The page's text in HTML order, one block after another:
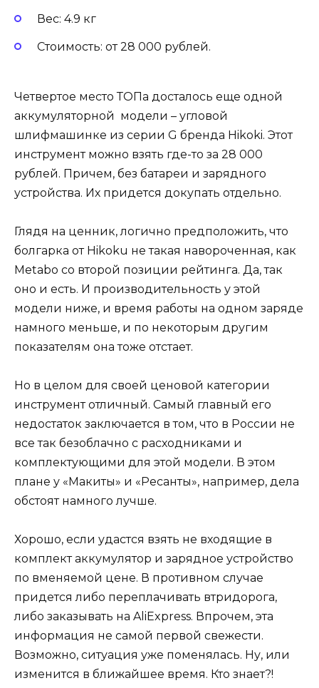
Вес: 4.9 кг
Стоимость: от 28 000 рублей.
Четвертое место ТОПа досталось еще одной
аккумуляторной модели – угловой
шлифмашинке из серии G бренда Hikoki. Этот
инструмент можно взять где-то за 28 000
рублей. Причем, без батареи и зарядного
устройства. Их придется докупать отдельно.
Глядя на ценник, логично предположить, что
болгарка от Hikoku не такая навороченная, как
Metabo со второй позиции рейтинга. Да, так
оно и есть. И производительность у этой
модели ниже, и время работы на одном заряде
намного меньше, и по некоторым другим
показателям она тоже отстает.
Но в целом для своей ценовой категории
инструмент отличный. Самый главный его
недостаток заключается в том, что в России не
все так безоблачно с расходниками и
комплектующими для этой модели. В этом
плане у «Макиты» и «Ресанты», например, дела
обстоят намного лучше.
Хорошо, если удастся взять не входящие в
комплект аккумулятор и зарядное устройство
по вменяемой цене. В противном случае
придется либо переплачивать втридорога,
либо заказывать на AliExpress. Впрочем, эта
информация не самой первой свежести.
Возможно, ситуация уже поменялась. Ну, или
изменится в ближайшее время. Кто знает?!